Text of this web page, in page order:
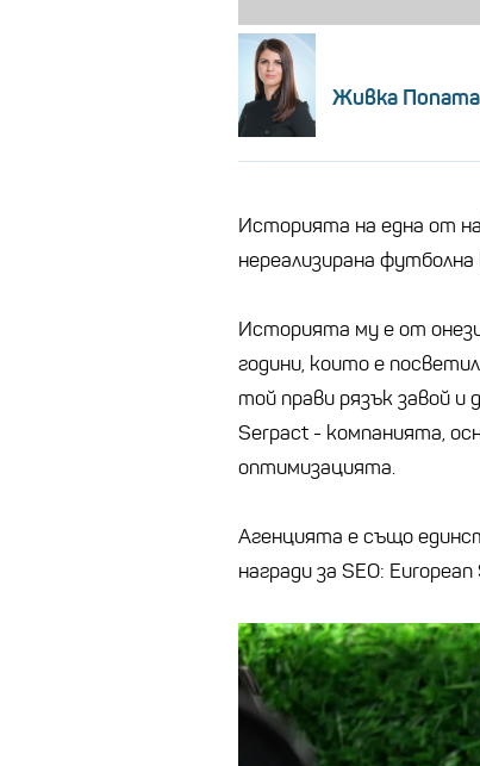
Живка
Историята на една от
нереализирана футболна
Историята му е от
години, които е
той прави рязък завой и
Serpact - компанията,
оптимизацията.
Агенцията е също
награди за SEO: